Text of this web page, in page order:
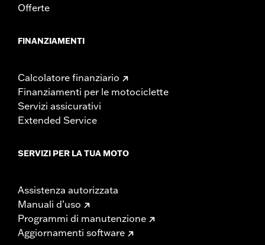
Offerte
FINANZIAMENTI
Calcolatore finanziario
Finanziamenti per le motociclette
Servizi assicurativi
Extended Service
SERVIZI PER LA TUA MOTO
Assistenza autorizzata
Manuali d’uso
Programmi di manutenzione
Aggiornamenti software